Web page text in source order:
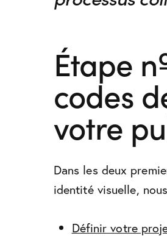
Étape
codes
votre
Dans les deux
identité visuelle,
Définir votre